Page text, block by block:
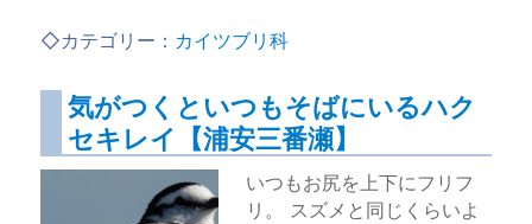
◇カテゴリー： カイツブリ科
気がつくといつもそばにいるハク
セキレイ【浦安三番瀬】
いつもお尻を上下にフリフ
リ。 スズメと同じくらいよ